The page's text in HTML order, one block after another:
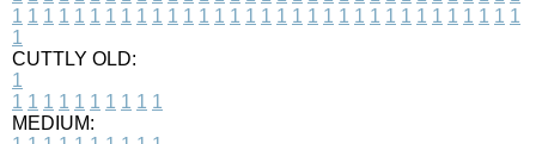
1 1 1 1 1 1 1 1 1 1 1 1 1 1 1 1 1 1 1 1 1 1 1 1 1 1 1 1 1 1 1 1 1
1
CUTTLY OLD:
1
1 1 1 1 1 1 1 1 1 1
MEDIUM: